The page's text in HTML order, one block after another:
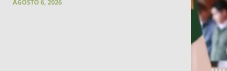
AGOSTO 6, 2026